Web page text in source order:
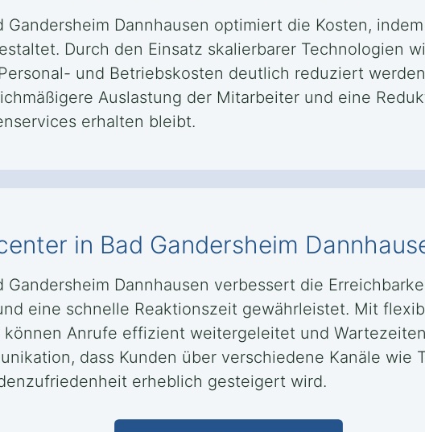
Dannhausen optimiert die Kosten,
Durch den Einsatz skalierbarer Technologien
und Betriebskosten deutlich reduziert
Auslastung der Mitarbeiter und eine
erhalten bleibt.
in Bad Gandersheim
Dannhausen verbessert die
eine schnelle Reaktionszeit gewährleistet. Mit
können Anrufe effizient weitergeleitet und
dass Kunden über verschiedene Kanäle wie
erheblich gesteigert wird.